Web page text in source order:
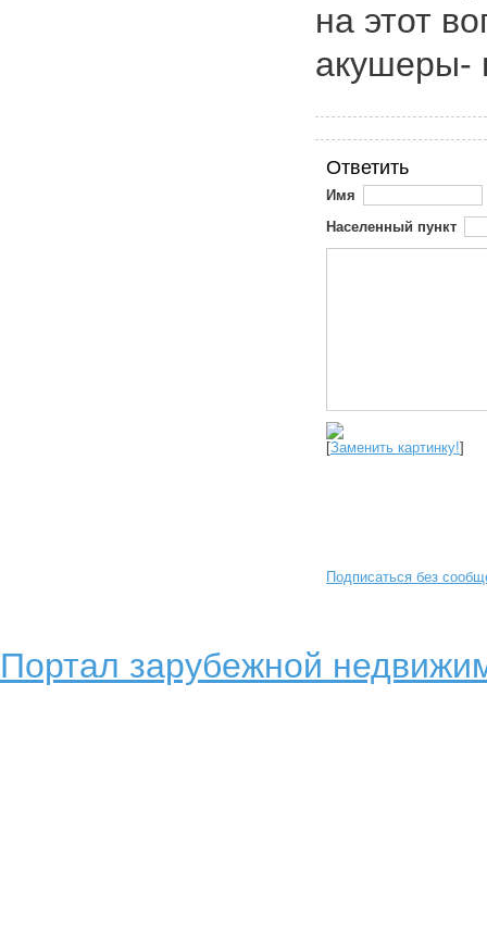
на этот
акушеры-
Ответить
Имя
Населенный пункт
[Заменить картинку!]
Подписаться без
Портал зарубежной